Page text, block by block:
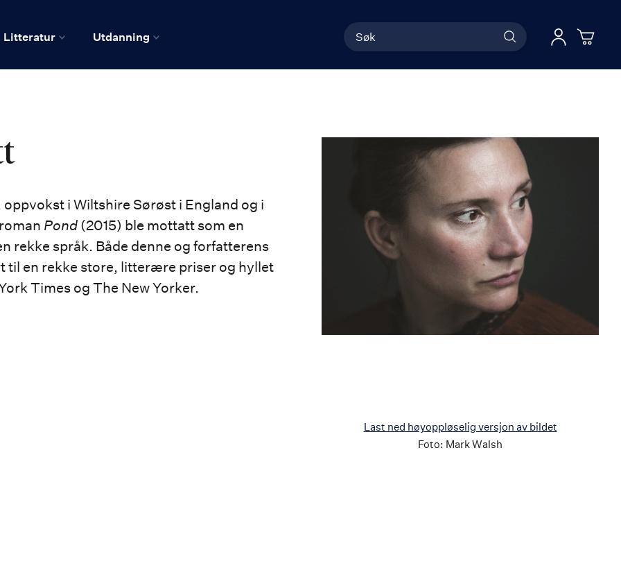
Litteratur Utdanning
Søk Logg
Last ned høyoppløselig versjon av bildet
Foto: Mark Walsh
i Wiltshire Sørøst i England og i
Pond (2015) ble mottatt som en
rekke språk. Både denne og forfatterens
til en rekke store, litterære priser og hyllet
Times og The New Yorker.